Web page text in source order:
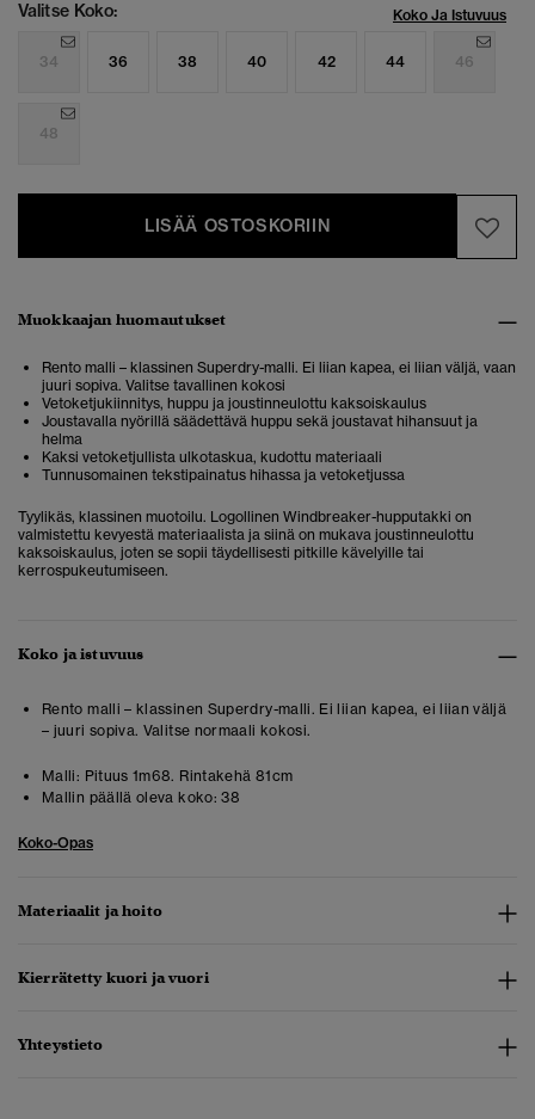
Valitse Koko: Koko Ja Istuvuus
34 36 38 40 42 44 46
48
LISÄÄ OSTOSKORIIN
Muokkaajan huomautukset
Rento malli – klassinen Superdry-malli. Ei liian kapea, ei liian väljä, vaan
juuri sopiva. Valitse tavallinen kokosi
Vetoketjukiinnitys, huppu ja joustinneulottu kaksoiskaulus
Joustavalla nyörillä säädettävä huppu sekä joustavat hihansuut ja
helma
Kaksi vetoketjullista ulkotaskua, kudottu materiaali
Tunnusomainen tekstipainatus hihassa ja vetoketjussa
Tyylikäs, klassinen muotoilu. Logollinen Windbreaker-hupputakki on
valmistettu kevyestä materiaalista ja siinä on mukava joustinneulottu
kaksoiskaulus, joten se sopii täydellisesti pitkille kävelyille tai
kerrospukeutumiseen.
Koko ja istuvuus
Rento malli – klassinen Superdry-malli. Ei liian kapea, ei liian väljä
– juuri sopiva. Valitse normaali kokosi.
Malli: Pituus 1m68. Rintakehä 81cm
Mallin päällä oleva koko: 38
Koko-Opas
Materiaalit ja hoito
Kierrätetty kuori ja vuori
Yhteystieto